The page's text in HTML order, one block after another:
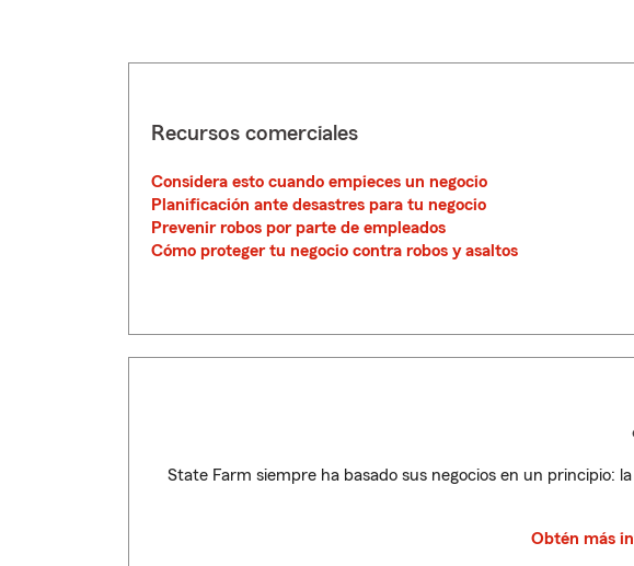
Recursos comerciales
Considera esto cuando empieces un negocio
Planificación ante desastres para tu negocio
Prevenir robos por parte de empleados
Cómo proteger tu negocio contra robos y asaltos
State Farm siempre ha basado sus negocios en un principio:
Obtén más